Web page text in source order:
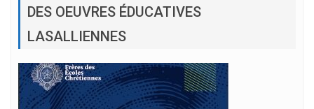
DES OEUVRES ÉDUCATIVES
LASALLIENNES